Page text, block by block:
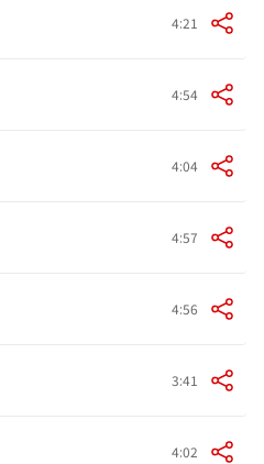
4:21
4:54
4:04
4:57
4:56
3:41
4:02